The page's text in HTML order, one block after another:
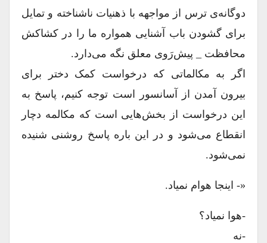
دوگانه‌ی ترس از مواجهه با ذهنیات ناشناخته‌‌ و تمایل
برای گشودن باب آشنایی همواره ما را در کشاکش
محافظت _ پیش‌رَوی معلق نگه می‌دارد.
اگر به مکالماتی که درخواست کمک دختر برای
بیرون آمدن از آسانسور است توجه کنیم، پاسخ به
این درخواست از بخش‌هایی است که مکالمه دچار
انقطاع می‌شود و در این باره پاسخ روشنی شنیده
نمی‌شود.
«- اینجا هوام نمیاد.
-هوا نمیاد؟
-نه